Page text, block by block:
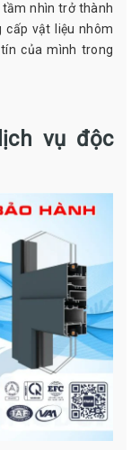
nhìn trở thành
cấp vật liệu nhôm
của mình trong
vụ độc